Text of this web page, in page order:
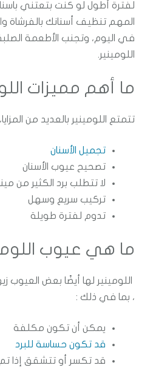
لفترة أطول لو كنت بتعتني
المهم تنظيف أسنانك بالفرشاة
في اليوم، وتجنب الأطعمة
اللومينير.
ما أهم مميزات
تتمتع اللومينير بالعديد من
تجميل الأسنان
تصحيح عيوب الأسنان
لا تتطلب برد الكثير من
تركيب سريع وسهل
تدوم لفترة طويلة
ما هي عيوب
اللومينير لها أيضًا بعض العيوب
، بما في ذلك :
يمكن أن تكون مكلفة
قد تكون حساسة للبرد
قد تكسر أو تتشقق إذا